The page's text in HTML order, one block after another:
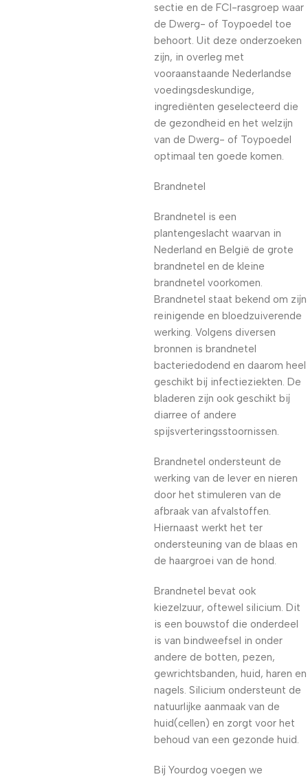
sectie en de FCI-rasgroep waar
de Dwerg- of Toypoedel toe
behoort. Uit deze onderzoeken
zijn, in overleg met
vooraanstaande Nederlandse
voedingsdeskundige,
ingrediënten geselecteerd die
de gezondheid en het welzijn
van de Dwerg- of Toypoedel
optimaal ten goede komen.
Brandnetel
Brandnetel is een
plantengeslacht waarvan in
Nederland en België de grote
brandnetel en de kleine
brandnetel voorkomen.
Brandnetel staat bekend om zijn
reinigende en bloedzuiverende
werking. Volgens diversen
bronnen is brandnetel
bacteriedodend en daarom heel
geschikt bij infectieziekten. De
bladeren zijn ook geschikt bij
diarree of andere
spijsverteringsstoornissen.
Brandnetel ondersteunt de
werking van de lever en nieren
door het stimuleren van de
afbraak van afvalstoffen.
Hiernaast werkt het ter
ondersteuning van de blaas en
de haargroei van de hond.
Brandnetel bevat ook
kiezelzuur, oftewel silicium. Dit
is een bouwstof die onderdeel
is van bindweefsel in onder
andere de botten, pezen,
gewrichtsbanden, huid, haren en
nagels. Silicium ondersteunt de
natuurlijke aanmaak van de
huid(cellen) en zorgt voor het
behoud van een gezonde huid.
Bij Yourdog voegen we